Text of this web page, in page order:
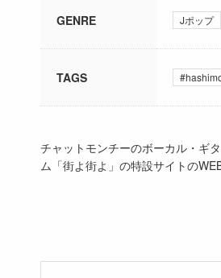
GENRE Jポップ
TAGS
チャットモンチーのボーカル・ギ
ム「街よ街よ」の特設サイトの